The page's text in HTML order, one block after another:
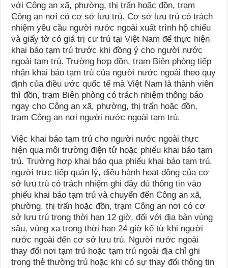
với Công an xã, phường, thị trấn hoặc đồn, trạm
Công an nơi có cơ sở lưu trú. Cơ sở lưu trú có trách
nhiệm yêu cầu người nước ngoài xuất trình hộ chiếu
và giấy tờ có giá trị cư trú tại Việt Nam để thực hiện
khai báo tạm trú trước khi đồng ý cho người nước
ngoài tạm trú. Trường hợp đồn, trạm Biên phòng tiếp
nhận khai báo tạm trú của người nước ngoài theo quy
định của điều ước quốc tế mà Việt Nam là thành viên
thì đồn, trạm Biên phòng có trách nhiệm thông báo
ngay cho Công an xã, phường, thị trấn hoặc đồn,
trạm Công an nơi người nước ngoài tạm trú.
Việc khai báo tạm trú cho người nước ngoài thực
hiện qua môi trường điện tử hoặc phiếu khai báo tạm
trú. Trường hợp khai báo qua phiếu khai báo tạm trú,
người trực tiếp quản lý, điều hành hoạt động của cơ
sở lưu trú có trách nhiệm ghi đầy đủ thông tin vào
phiếu khai báo tạm trú và chuyển đến Công an xã,
phường, thị trấn hoặc đồn, trạm Công an nơi có cơ
sở lưu trú trong thời hạn 12 giờ, đối với địa bàn vùng
sâu, vùng xa trong thời hạn 24 giờ kể từ khi người
nước ngoài đến cơ sở lưu trú. Người nước ngoài
thay đổi nơi tạm trú hoặc tạm trú ngoài địa chỉ ghi
trong thẻ thường trú hoặc khi có sự thay đổi thông tin